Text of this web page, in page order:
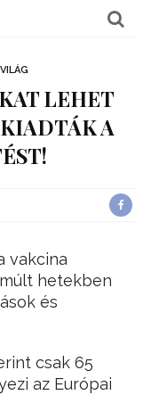
LEHET
A
vakcina
hetekben
és
csak 65
az Európai